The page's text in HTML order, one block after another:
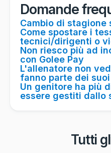
Domande
Cambio di stagione
Come spostare i
tecnici/dirigenti o
Non riesco più ad
con Golee Pay
L'allenatore non
fanno parte dei
Un genitore ha più
essere gestiti dallo
Tutti